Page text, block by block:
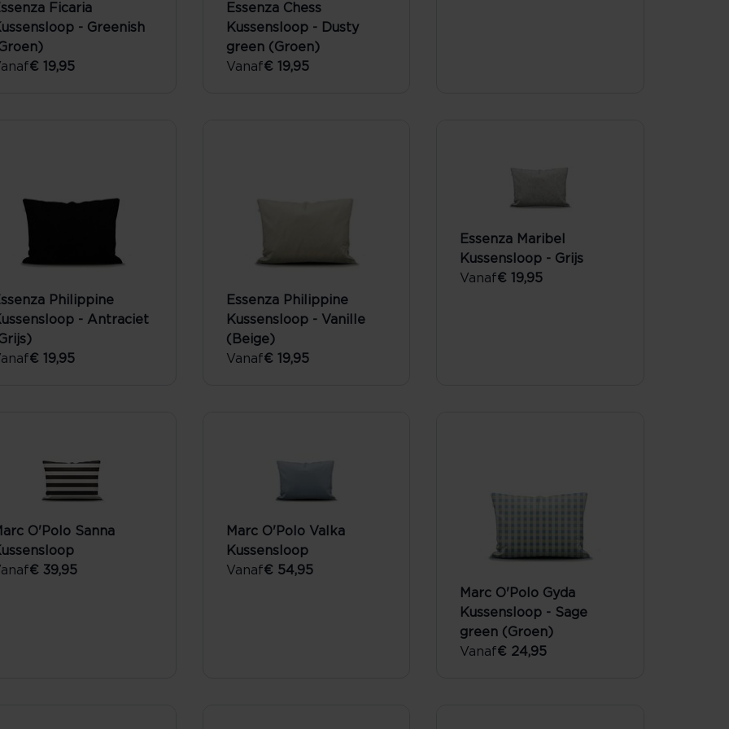
Ficaria
- Greenish
€ 19,95
Essenza Chess
Kussensloop - Dusty
green (Groen)
Vanaf€ 19,95
Philippine
- Antraciet
€ 19,95
Essenza Philippine
Kussensloop - Vanille
(Beige)
Vanaf€ 19,95
Essenza Maribel
Kussensloop - Grijs
Vanaf€ 19,95
O'Polo Sanna
€ 39,95
Marc O'Polo Valka
Kussensloop
Vanaf€ 54,95
Marc O'Polo Gyda
Kussensloop - Sage
green (Groen)
Vanaf€ 24,95